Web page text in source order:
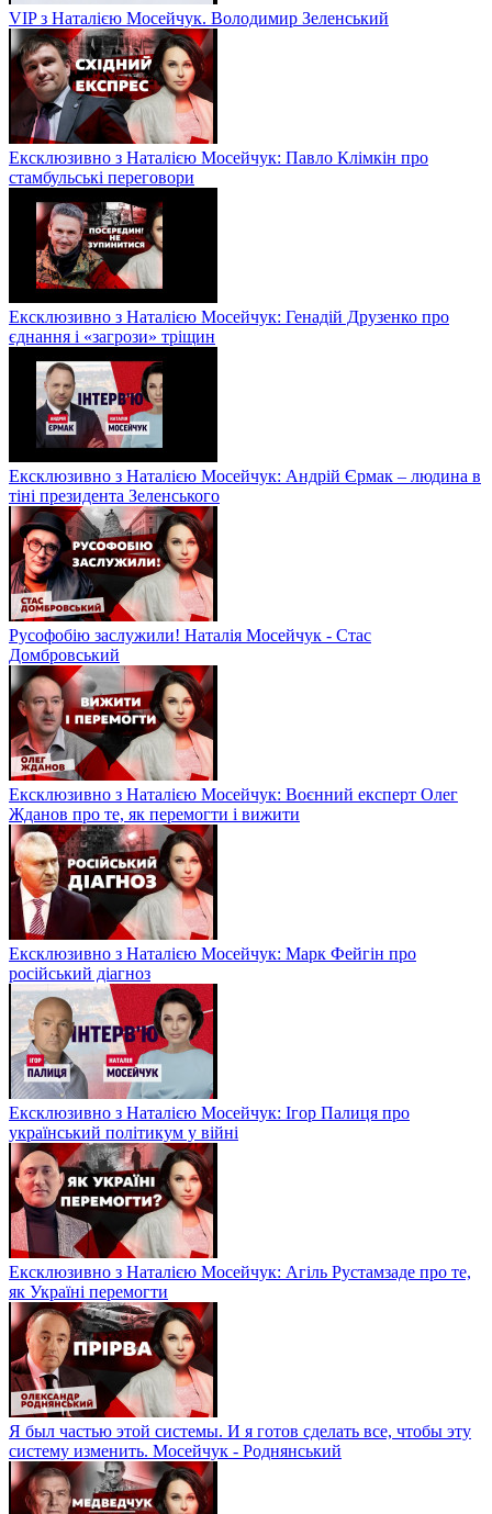
VIP з Наталією Мосейчук. Володимир Зеленський
Ексклюзивно з Наталією Мосейчук: Павло Клімкін про
стамбульські переговори
Ексклюзивно з Наталією Мосейчук: Генадій Друзенко про
єднання і «загрози» тріщин
Ексклюзивно з Наталією Мосейчук: Андрій Єрмак – людина в
тіні президента Зеленського
Русофобію заслужили! Наталія Мосейчук - Стас
Домбровський
Ексклюзивно з Наталією Мосейчук: Воєнний експерт Олег
Жданов про те, як перемогти і вижити
Ексклюзивно з Наталією Мосейчук: Марк Фейгін про
російський діагноз
Ексклюзивно з Наталією Мосейчук: Ігор Палиця про
український політикум у війні
Ексклюзивно з Наталією Мосейчук: Агіль Рустамзаде про те,
як Україні перемогти
Я был частью этой системы. И я готов сделать все, чтобы эту
систему изменить. Мосейчук - Роднянський